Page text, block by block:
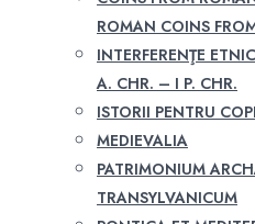
ROMAN COINS
INTERFERENŢE
A. CHR. – I P. CHR.
ISTORII PENTRU
MEDIEVALIA
PATRIMONIUM
TRANSYLVANICUM